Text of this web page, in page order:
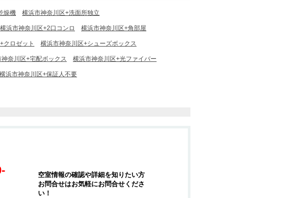
燥機 横浜市神奈川区+洗面所独立
横浜市神奈川区+2口コンロ 横浜市神奈川区+角部屋
クロゼット 横浜市神奈川区+シューズボックス
神奈川区+宅配ボックス 横浜市神奈川区+光ファイバー
横浜市神奈川区+保証人不要
空室情報の確認や詳細を知りたい方
お問合せはお気軽にお問合せくださ
い！